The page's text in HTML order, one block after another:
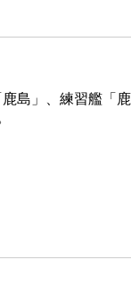
島」、練習艦「鹿